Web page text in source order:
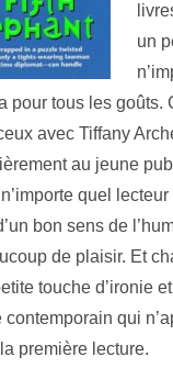
un
pour tous les goûts.
avec Tiffany
au jeune
quel
bon sens de
de plaisir. Et
touche d’ironie
contemporain qui
première lecture.